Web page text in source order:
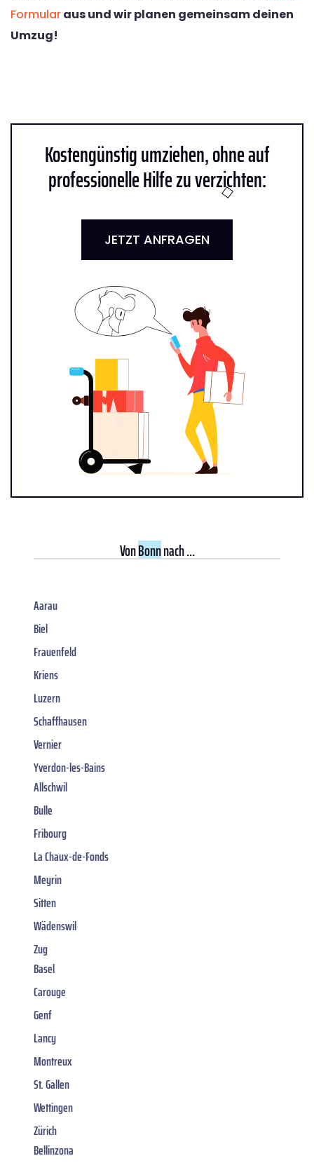
Formularaus und wir planen gemeinsam deinen
Umzug!
Kostengünstig umziehen, ohne auf
professionelle Hilfe zu verzichten:
JETZT ANFRAGEN
VonBonnnach ...
Aarau
Biel
Frauenfeld
Kriens
Luzern
Schaffhausen
Vernier
Yverdon-les-Bains
Allschwil
Bulle
Fribourg
La Chaux-de-Fonds
Meyrin
Sitten
Wädenswil
Zug
Basel
Carouge
Genf
Lancy
Montreux
St. Gallen
Wettingen
Zürich
Bellinzona